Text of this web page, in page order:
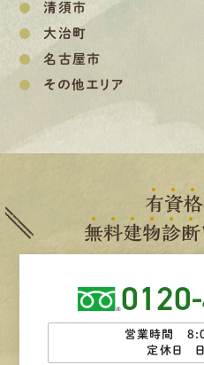
清須市
大治町
名古屋市
その他エリア
有資格
無料建物診断
営業時間
定休日 日